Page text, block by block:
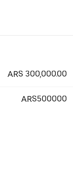
ARS 300,000.00
ARS500000